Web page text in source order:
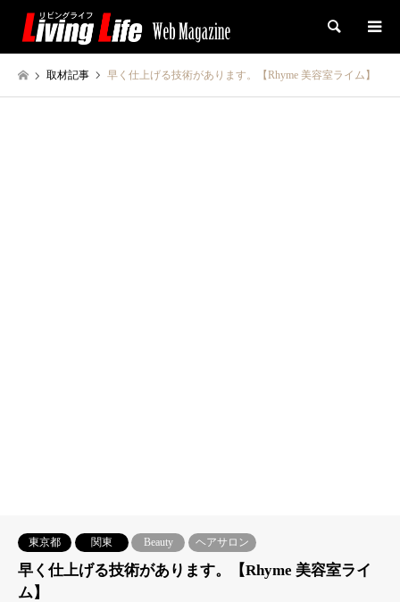
検索
取材記事 早く仕上げる技術があります。【Rhyme 美容室ライム】
東京都 関東 Beauty ヘアサロン
早く仕上げる技術があります。【Rhyme 美容室ライ
ム】